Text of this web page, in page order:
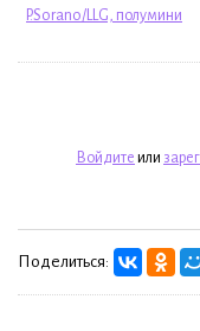
P.Sorano/LLG, полумини
Войдите или
Поделиться: